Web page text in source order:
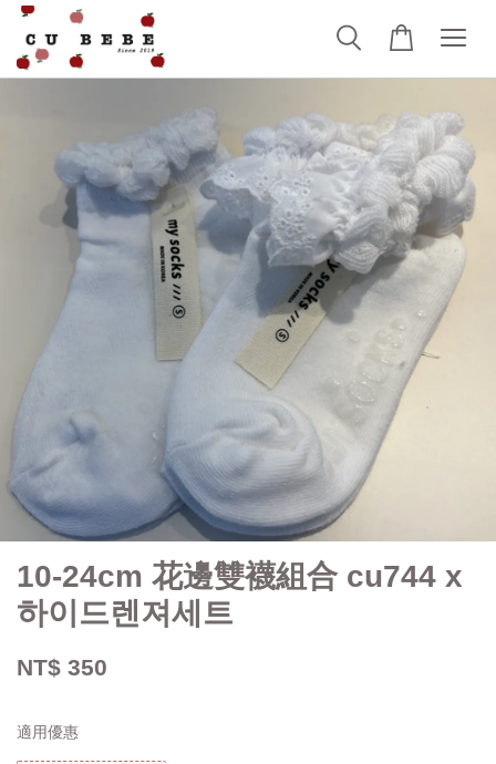
10-24cm 花邊雙襪組合 cu744 x
하이드렌져세트
NT$ 350
適用優惠